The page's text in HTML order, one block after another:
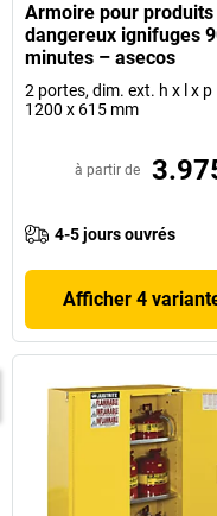
Armoire pour produits
dangereux ignifuges
minutes – asecos
2 portes, dim. ext. h x l x p
1200 x 615 mm
à partir de
4-5 jours ouvrés
Afficher 4